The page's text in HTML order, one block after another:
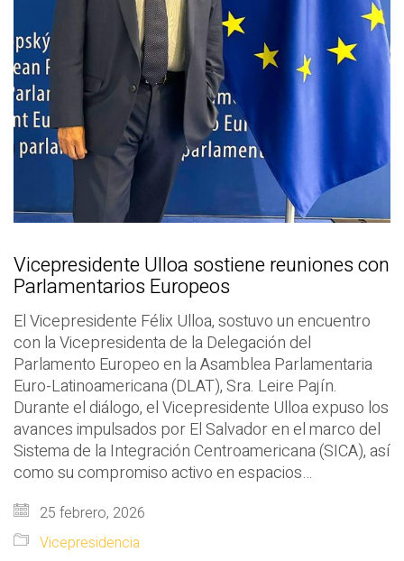
Vicepresidente Ulloa sostiene reuniones con
Parlamentarios Europeos
El Vicepresidente Félix Ulloa, sostuvo un encuentro
con la Vicepresidenta de la Delegación del
Parlamento Europeo en la Asamblea Parlamentaria
Euro-Latinoamericana (DLAT), Sra. Leire Pajín.
Durante el diálogo, el Vicepresidente Ulloa expuso los
avances impulsados por El Salvador en el marco del
Sistema de la Integración Centroamericana (SICA), así
como su compromiso activo en espacios…
25 febrero, 2026
Vicepresidencia